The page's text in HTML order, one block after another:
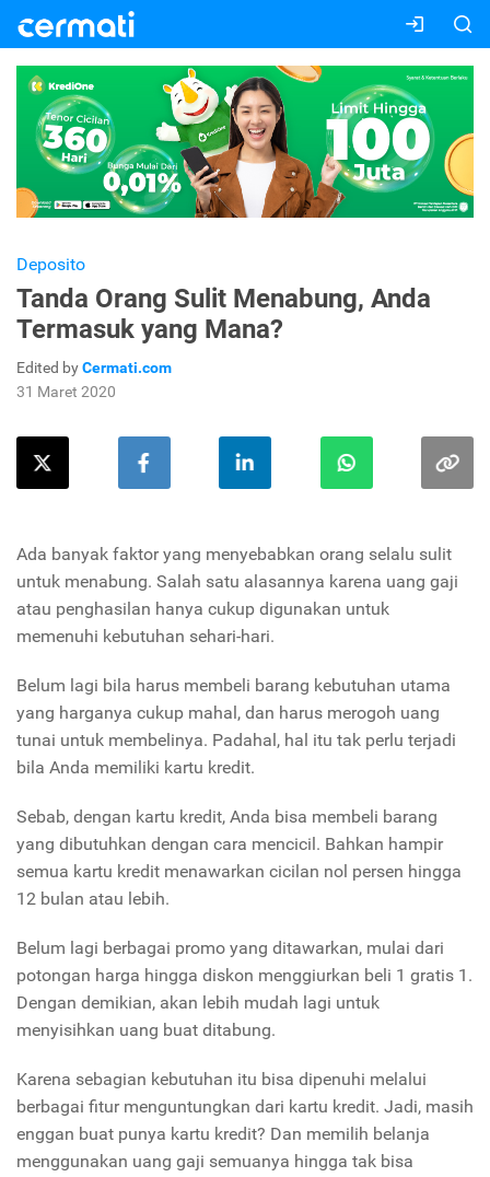
Deposito
Tanda Orang Sulit Menabung, Anda
Termasuk yang Mana?
Edited byCermati.com
31 Maret 2020
Ada banyak faktor yang menyebabkan orang selalu sulit
untuk menabung. Salah satu alasannya karena uang gaji
atau penghasilan hanya cukup digunakan untuk
memenuhi kebutuhan sehari-hari.
Belum lagi bila harus membeli barang kebutuhan utama
yang harganya cukup mahal, dan harus merogoh uang
tunai untuk membelinya. Padahal, hal itu tak perlu terjadi
bila Anda memiliki kartu kredit.
Sebab, dengan kartu kredit, Anda bisa membeli barang
yang dibutuhkan dengan cara mencicil. Bahkan hampir
semua kartu kredit menawarkan cicilan nol persen hingga
12 bulan atau lebih.
Belum lagi berbagai promo yang ditawarkan, mulai dari
potongan harga hingga diskon menggiurkan beli 1 gratis 1.
Dengan demikian, akan lebih mudah lagi untuk
menyisihkan uang buat ditabung.
Karena sebagian kebutuhan itu bisa dipenuhi melalui
berbagai fitur menguntungkan dari kartu kredit. Jadi, masih
enggan buat punya kartu kredit? Dan memilih belanja
menggunakan uang gaji semuanya hingga tak bisa